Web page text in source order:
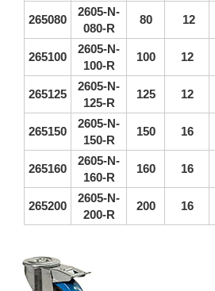
265080
2605-N-
080-R
80 12
265100
2605-N-
100-R
100 12
265125
2605-N-
125-R
125 12
265150
2605-N-
150-R
150 16
265160
2605-N-
160-R
160 16
265200
2605-N-
200-R
200 16